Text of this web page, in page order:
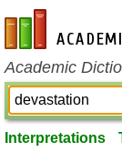
en-academic.com
Academic
Interpretations